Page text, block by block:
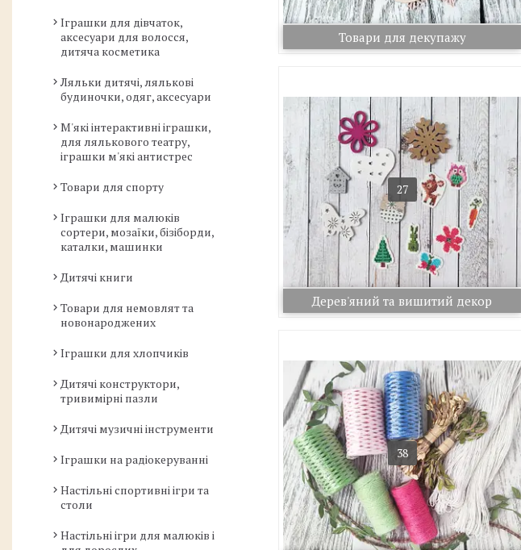
Товари для декупажу
27
Дерев'яний та вишитий декор
38
Іграшки для дівчаток,
аксесуари для волосся,
дитяча косметика
Ляльки дитячі, лялькові
будиночки, одяг, аксесуари
М'які інтерактивні іграшки,
для лялькового театру,
іграшки м'які антистрес
Товари для спорту
Іграшки для малюків
сортери, мозаїки, бізіборди,
каталки, машинки
Дитячі книги
Товари для немовлят та
новонароджених
Іграшки для хлопчиків
Дитячі конструктори,
тривимірні пазли
Дитячі музичні інструменти
Іграшки на радіокеруванні
Настільні спортивні ігри та
столи
Настільні ігри для малюків і